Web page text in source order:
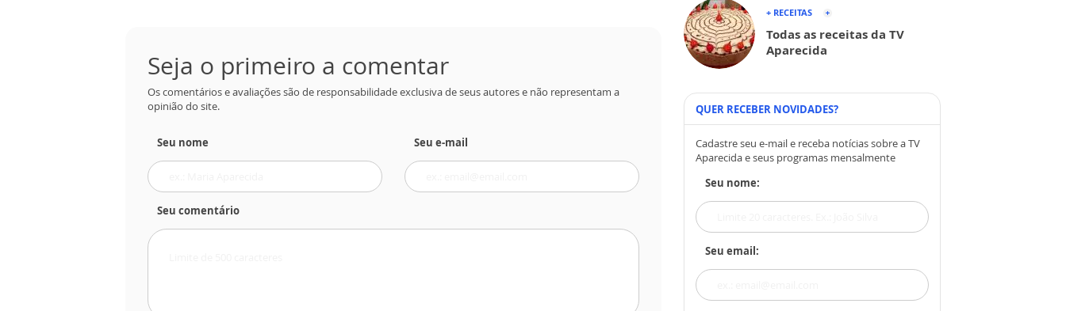
Seja o primeiro a comentar
Os comentários e avaliações são de responsabilidade exclusiva de seus autores e não representam a
opinião do site.
Seu nome Seu e-mail
Seu comentário
+ RECEITAS
Todas as receitas da TV
Aparecida
QUER RECEBER NOVIDADES?
Cadastre seu e-mail e receba notícias sobre a TV
Aparecida e seus programas mensalmente
Seu nome:
Seu email: